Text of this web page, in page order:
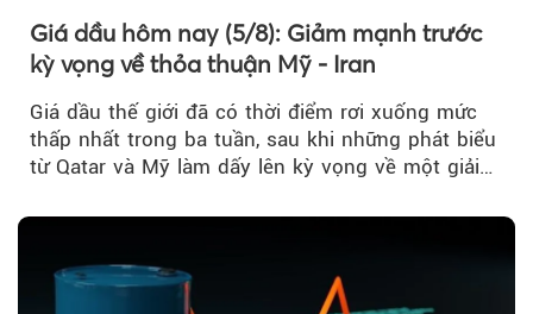
Giá dầu hôm nay (5/8): Giảm mạnh trước
kỳ vọng về thỏa thuận Mỹ - Iran
Giá dầu thế giới đã có thời điểm rơi xuống mức
thấp nhất trong ba tuần, sau khi những phát biểu
từ Qatar và Mỹ làm dấy lên kỳ vọng về một giải
Iran.